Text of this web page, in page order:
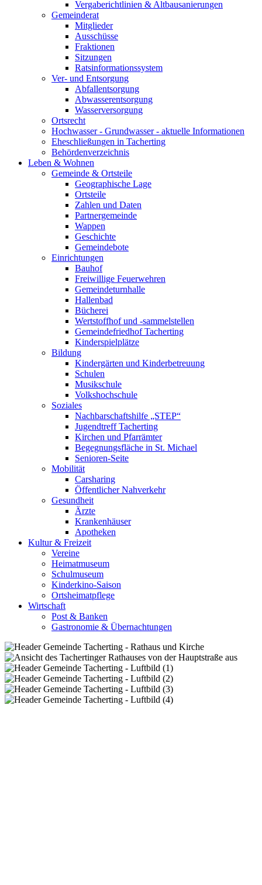
Vergaberichtlinien & Altbausanierungen
Gemeinderat
Mitglieder
Ausschüsse
Fraktionen
Sitzungen
Ratsinformationssystem
Ver- und Entsorgung
Abfallentsorgung
Abwasserentsorgung
Wasserversorgung
Ortsrecht
Hochwasser - Grundwasser - aktuelle Informationen
Eheschließungen in Tacherting
Behördenverzeichnis
Leben & Wohnen
Gemeinde & Ortsteile
Geographische Lage
Ortsteile
Zahlen und Daten
Partnergemeinde
Wappen
Geschichte
Gemeindebote
Einrichtungen
Bauhof
Freiwillige Feuerwehren
Gemeindeturnhalle
Hallenbad
Bücherei
Wertstoffhof und -sammelstellen
Gemeindefriedhof Tacherting
Kinderspielplätze
Bildung
Kindergärten und Kinderbetreuung
Schulen
Musikschule
Volkshochschule
Soziales
Nachbarschaftshilfe „STEP“
Jugendtreff Tacherting
Kirchen und Pfarrämter
Begegnungsfläche in St. Michael
Senioren-Seite
Mobilität
Carsharing
Öffentlicher Nahverkehr
Gesundheit
Ärzte
Krankenhäuser
Apotheken
Kultur & Freizeit
Vereine
Heimatmuseum
Schulmuseum
Kinderkino-Saison
Ortsheimatpflege
Wirtschaft
Post & Banken
Gastronomie & Übernachtungen